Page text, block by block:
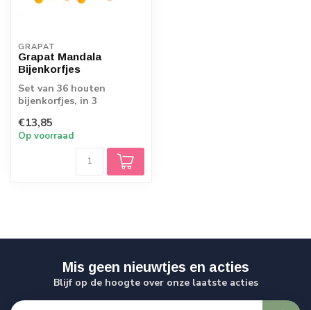
GRAPAT
Grapat Mandala
Bijenkorfjes
Set van 36 houten
bijenkorfjes, in 3
Leuk voor tellen...
€13,85
Op voorraad
Mis geen nieuwtjes en acties
Blijf op de hoogte over onze laatste acties